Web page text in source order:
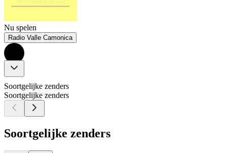
Nu spelen
Radio Valle Camonica
Soortgelijke zenders
Soortgelijke zenders
Soortgelijke zenders